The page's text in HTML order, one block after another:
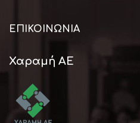
ΕΠΙΚΟΙΝΩΝΊΑ
Χαραμή ΑΕ